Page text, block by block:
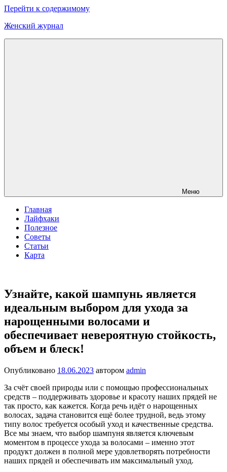
Перейти к содержимому
Женский журнал
Меню
Главная
Лайфхаки
Полезное
Советы
Статьи
Карта
Узнайте, какой шампунь является
идеальным выбором для ухода за
нарощенными волосами и
обеспечивает невероятную стойкость,
объем и блеск!
Опубликовано 18.06.2023 автором admin
За счёт своей природы или с помощью профессиональных
средств – поддерживать здоровье и красоту наших прядей не
так просто, как кажется. Когда речь идёт о нарощенных
волосах, задача становится ещё более трудной, ведь этому
типу волос требуется особый уход и качественные средства.
Все мы знаем, что выбор шампуня является ключевым
моментом в процессе ухода за волосами – именно этот
продукт должен в полной мере удовлетворять потребности
наших прядей и обеспечивать им максимальный уход.